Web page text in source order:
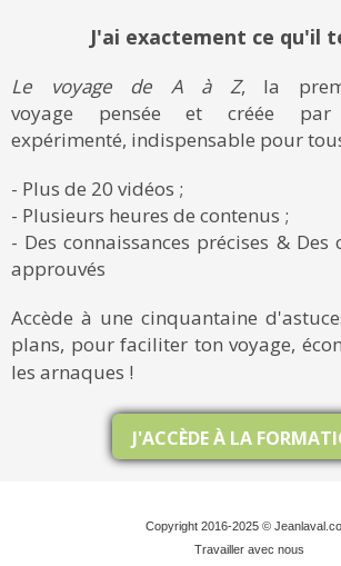
J'ai exactement ce qu'il
Le voyage de A à Z, la
voyage pensée et créée
expérimenté, indispensable pour
- Plus de 20 vidéos ;
- Plusieurs heures de contenus ;
- Des connaissances précises & Des
approuvés
Accède à une cinquantaine
plans, pour faciliter ton voyage,
les arnaques !
J'ACCÈDE À LA
Copyright 2016-2025 ©
Travailler avec nous